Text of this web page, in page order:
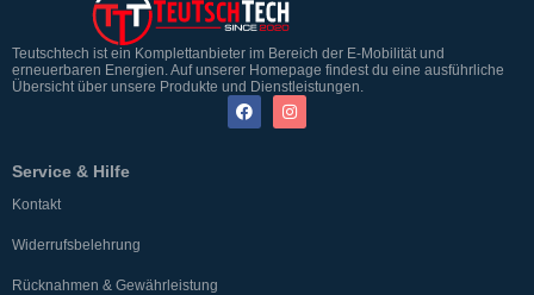
Teutschtech ist ein Komplettanbieter im Bereich der E-Mobilität und
erneuerbaren Energien. Auf unserer Homepage findest du eine ausführliche
Übersicht über unsere Produkte und Dienstleistungen.
Service & Hilfe
Kontakt
Widerrufsbelehrung
Rücknahmen & Gewährleistung